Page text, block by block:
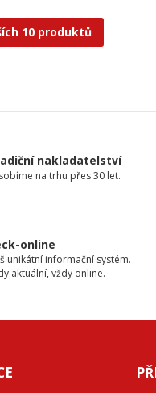
10 produktů
nakladatelství
na trhu přes 30 let.
online
unikátní informační systém.
aktuální, vždy online.